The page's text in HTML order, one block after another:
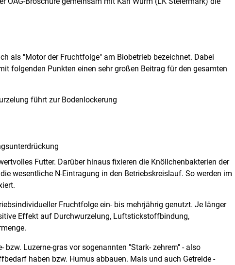
als "Motor der Fruchtfolge" am Biobetrieb bezeichnet. Dabei
folgenden Punkten einen sehr großen Beitrag für den gesamten
führt zur Bodenlockerung
Futter. Darüber hinaus fixieren die Knöllchenbakterien der
wesentliche N-Eintragung in den Betriebskreislauf. So werden im
Fruchtfolge ein- bis mehrjährig genutzt. Je länger
Effekt auf Durchwurzelung, Luftstickstoffbindung,
Luzerne-gras vor sogenannten "Stark- zehrern" - also
haben bzw. Humus abbauen. Mais und auch Getreide -